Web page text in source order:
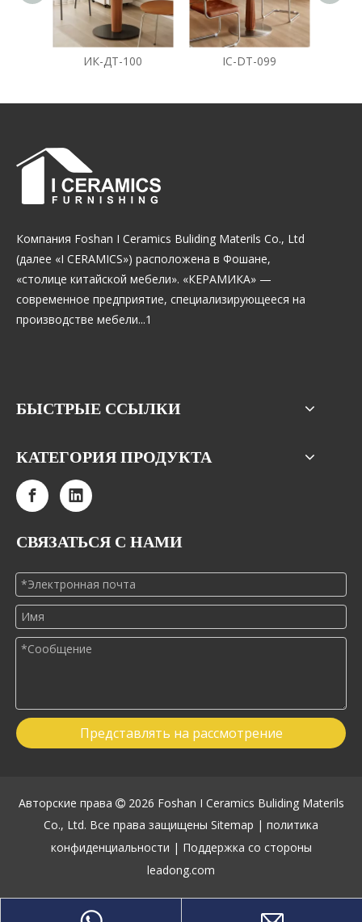
ИК-ДТ-100 IC-DT-099
Компания Foshan I Ceramics Buliding Materils Co., Ltd
(далее «I CERAMICS») расположена в Фошане,
«столице китайской мебели». «КЕРАМИКА» —
современное предприятие, специализирующееся на
производстве мебели...1
БЫСТРЫЕ ССЫЛКИ
КАТЕГОРИЯ ПРОДУКТА
СВЯЗАТЬСЯ С НАМИ
Представлять на рассмотрение
Авторские права  2026 Foshan I Ceramics Buliding Materils
Co., Ltd. Все права защищены Sitemap | политика
конфиденциальности | Поддержка со стороны
leadong.com